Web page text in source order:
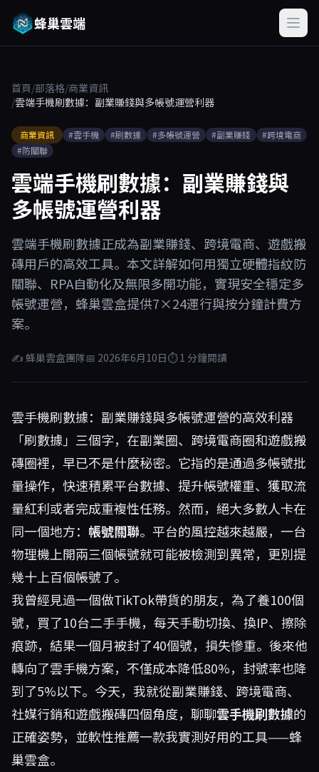
蜂巢雲端
首頁/部落格/商業資訊
/雲端手機刷數據：副業賺錢與多帳號運營利器
商業資訊 #雲手機 #刷數據 #多帳號運營 #副業賺錢
#跨境電商
#防關聯
雲端手機刷數據：副業賺錢與
多帳號運營利器
雲端手機刷數據正成為副業賺錢、跨境電商、遊戲搬
磚用戶的高效工具。本文詳解如何用獨立硬體指紋防
關聯、RPA自動化及無限多開功能，實現安全穩定多
帳號運營，蜂巢雲盒提供7×24運行與按分鐘計費方
案。
✍ 蜂巢雲盒團隊📅 2026年6月10日⏱ 1 分鐘閱讀
雲手機刷數據：副業賺錢與多帳號運營的高效利器
「刷數據」三個字，在副業圈、跨境電商圈和遊戲搬
磚圈裡，早已不是什麼秘密。它指的是通過多帳號批
量操作，快速積累平台數據、提升帳號權重、獲取流
量紅利或者完成重複性任務。然而，絕大多數人卡在
同一個地方： 帳號關聯。平台的風控越來越嚴，一台
物理機上開兩三個帳號就可能被檢測到異常，更別提
幾十上百個帳號了。
我曾經見過一個做TikTok帶貨的朋友，為了養100個
號，買了10台二手手機，每天手動切換、換IP、擦除
痕跡，結果一個月被封了40個號，損失慘重。後來他
轉向了雲手機方案，不僅成本降低80%，封號率也降
到了5%以下。今天，我就從副業賺錢、跨境電商、
社媒行銷和遊戲搬磚四個角度，聊聊雲手機刷數據的
正確姿勢，並軟性推薦一款我實測好用的工具——蜂
巢雲盒。